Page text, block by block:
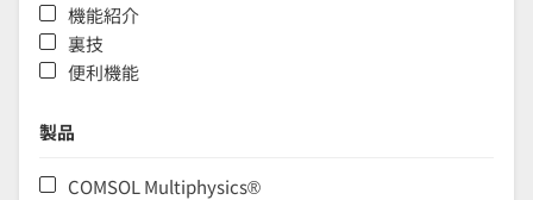
機能紹介
裏技
便利機能
製品
COMSOL Multiphysics®